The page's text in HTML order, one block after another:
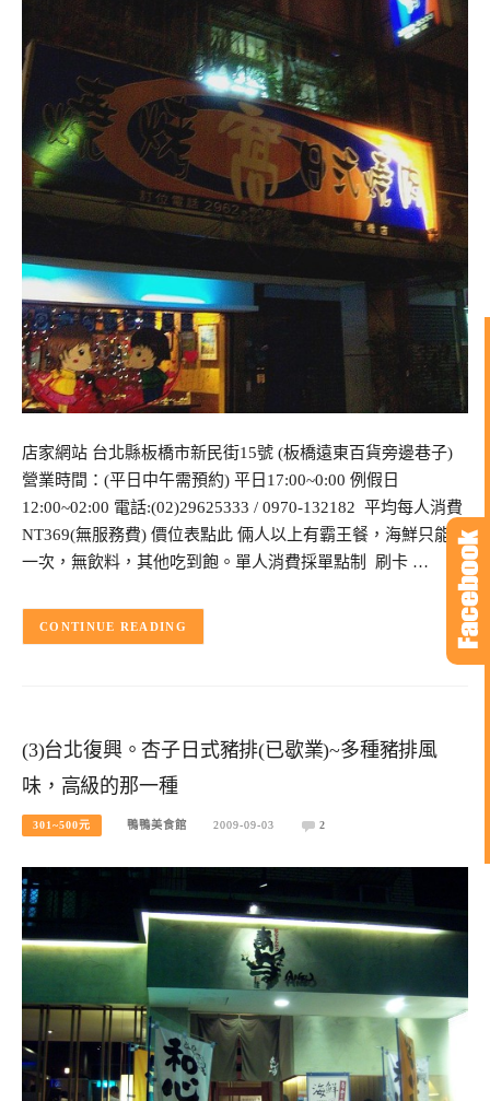
店家網站 台北縣板橋市新民街15號 (板橋遠東百貨旁邊巷子)
營業時間：(平日中午需預約) 平日17:00~0:00 例假日
12:00~02:00 電話:(02)29625333 / 0970-132182 平均每人消費
NT369(無服務費) 價位表點此 倆人以上有霸王餐，海鮮只能點
一次，無飲料，其他吃到飽。單人消費採單點制 刷卡 …
CONTINUE READING
(3)台北復興。杏子日式豬排(已歇業)~多種豬排風
味，高級的那一種
301~500元 鴨鴨美食館 2009-09-03 2